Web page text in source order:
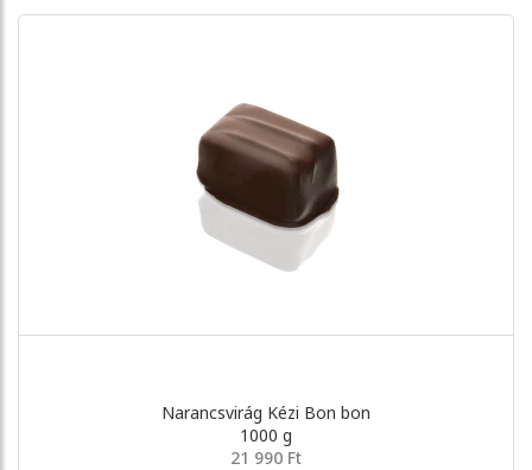
Narancsvirág Kézi Bon bon
1000 g
21 990 Ft